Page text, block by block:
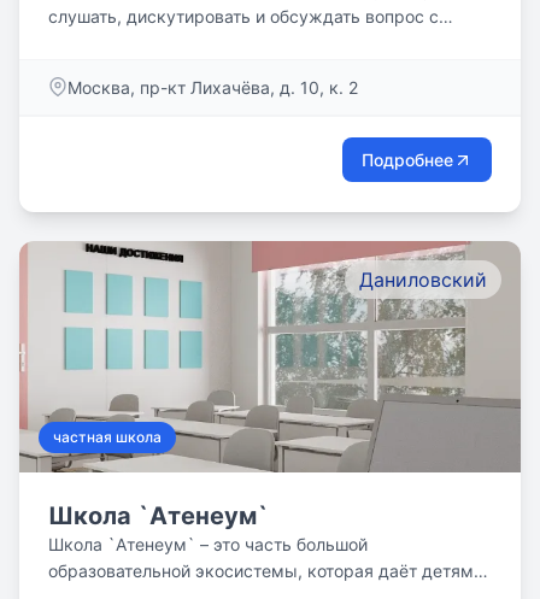
слушать, дискутировать и обсуждать вопрос с
Москва, пр-кт Лихачёва, д. 10, к. 2
Подробнее
Даниловский
частная школа
Школа `Атенеум`
Школа `Атенеум` – это часть большой
образовательной экосистемы, которая даёт детям